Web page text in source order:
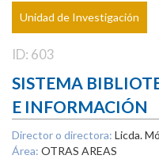
Unidad de Investigación
ID: 603
SISTEMA
E INFORMACIÓN
Director o directora: Licda.
Área: OTRAS AREAS